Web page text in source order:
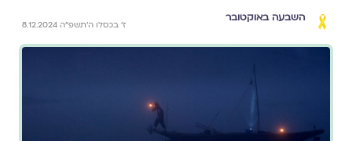
השבעה באוקטובר
ז׳ בכסלו ה׳תשפ״ה 8.12.2024